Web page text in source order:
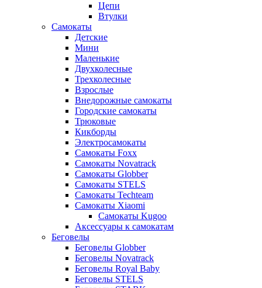
Цепи
Втулки
Самокаты
Детские
Мини
Маленькие
Двухколесные
Трехколесные
Взрослые
Внедорожные самокаты
Городские самокаты
Трюковые
Кикборды
Электросамокаты
Самокаты Foxx
Самокаты Novatrack
Самокаты Globber
Самокаты STELS
Самокаты Techteam
Самокаты Xiaomi
Самокаты Kugoo
Аксессуары к самокатам
Беговелы
Беговелы Globber
Беговелы Novatrack
Беговелы Royal Baby
Беговелы STELS